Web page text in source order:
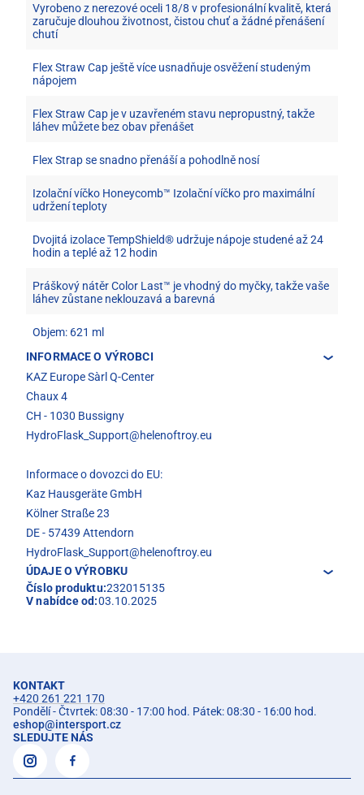
Vyrobeno z nerezové oceli 18/8 v profesionální kvalitě, která
zaručuje dlouhou životnost, čistou chuť a žádné přenášení
chutí
Flex Straw Cap ještě více usnadňuje osvěžení studeným
nápojem
Flex Straw Cap je v uzavřeném stavu nepropustný, takže
láhev můžete bez obav přenášet
Flex Strap se snadno přenáší a pohodlně nosí
Izolační víčko Honeycomb™️ Izolační víčko pro maximální
udržení teploty
Dvojitá izolace TempShield®️ udržuje nápoje studené až 24
hodin a teplé až 12 hodin
Práškový nátěr Color Last™ je vhodný do myčky, takže vaše
láhev zůstane neklouzavá a barevná
Objem: 621 ml
INFORMACE O VÝROBCI
KAZ Europe Sàrl Q-Center
Chaux 4
CH - 1030 Bussigny
HydroFlask_Support@helenoftroy.eu
Informace o dovozci do EU:
Kaz Hausgeräte GmbH
Kölner Straße 23
DE - 57439 Attendorn
HydroFlask_Support@helenoftroy.eu
ÚDAJE O VÝROBKU
Číslo produktu:232015135
V nabídce od:03.10.2025
KONTAKT
+420 261 221 170
Pondělí - Čtvrtek: 08:30 - 17:00 hod. Pátek: 08:30 - 16:00 hod.
eshop@intersport.cz
SLEDUJTE NÁS